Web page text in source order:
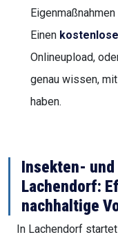
Eigenmaßnahmen
Einen
Onlineupload,
genau wissen,
haben.
Insekten-
Lachendorf:
nachhaltige
In Lachendorf